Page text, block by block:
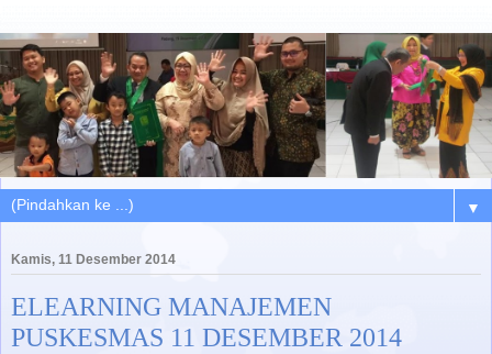
▼
Kamis, 11 Desember 2014
ELEARNING MANAJEMEN
PUSKESMAS 11 DESEMBER 2014